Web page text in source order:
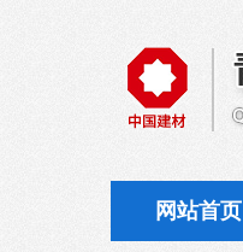
网站首页